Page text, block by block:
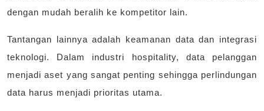
dengan mudah beralih ke kompetitor lain.
Tantangan lainnya adalah keamanan data dan integrasi
teknologi. Dalam industri hospitality, data pelanggan
menjadi aset yang sangat penting sehingga perlindungan
data harus menjadi prioritas utama.